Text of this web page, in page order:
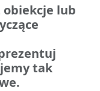
obiekcje lub
tak